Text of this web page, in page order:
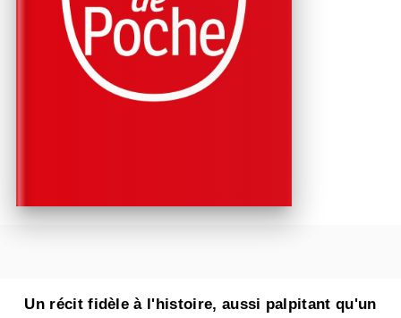
Un récit fidèle à l'histoire, aussi palpitant qu'un